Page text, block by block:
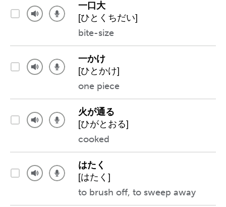
一口大
[ひとくちだい]
bite-size
一かけ
[ひとかけ]
one piece
火が通る
[ひがとおる]
cooked
はたく
[はたく]
to brush off, to sweep away